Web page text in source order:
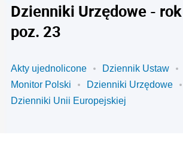
Dzienniki Urzędowe -
poz. 23
Akty ujednolicone
Dziennik Ustaw
Monitor Polski
Dzienniki Urzędowe
Dzienniki Unii Europejskiej